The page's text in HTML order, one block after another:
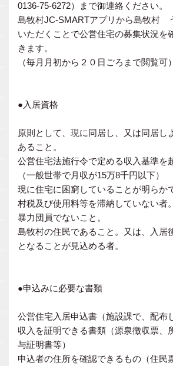
0136-75-6272）まで御連絡ください。
島牧村JC-SMARTアプリから島牧村
いただくことで公営住宅の募集状況を
きます。
（毎月月初から２０日ごろまで閲覧可）
●入居資格
原則として、現に同居し、又は同居し
あること。
公営住宅法施行令で定める収入基準を
（一般世帯で月収が15万8千円以下）
現に住宅に困窮していることが明らか
村税及び使用料等を滞納していない者。
暴力団員でないこと。
島牧村の住民であること。又は、入居
となることが見込める者。
●申込みに必要な書類
公営住宅入居申込書（施設課で、配布
収入を証明できる書類（源泉徴収票、
与証明書等）
申込者の住所を確認できるもの（住民